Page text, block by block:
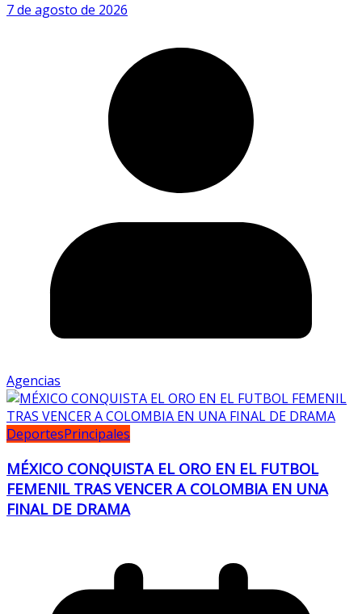
7 de agosto de 2026
Agencias
DeportesPrincipales
MÉXICO CONQUISTA EL ORO EN EL FUTBOL
FEMENIL TRAS VENCER A COLOMBIA EN UNA
FINAL DE DRAMA